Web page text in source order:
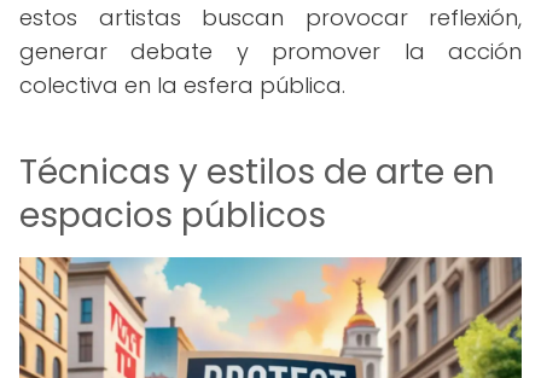
estos artistas buscan provocar reflexión,
generar debate y promover la acción
colectiva en la esfera pública.
Técnicas y estilos de arte en
espacios públicos